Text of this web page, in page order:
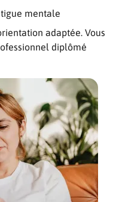
mentale
adaptée. Vous
diplômé